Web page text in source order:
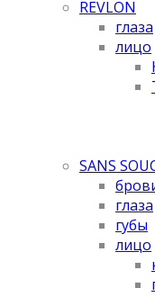
REVLON
глаза
лицо
SANS
глаза
губы
лицо